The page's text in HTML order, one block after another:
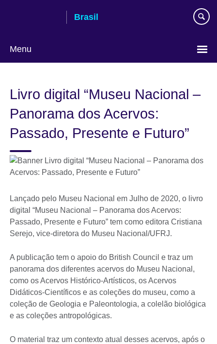
Brasil
Menu
language
Livro digital “Museu Nacional –
Panorama dos Acervos:
Passado, Presente e Futuro”
Lançado pelo Museu Nacional em Julho de 2020, o livro
digital “Museu Nacional – Panorama dos Acervos:
Passado, Presente e Futuro” tem como editora Cristiana
Serejo, vice-diretora do Museu Nacional/UFRJ.
A publicação tem o apoio do British Council e traz um
panorama dos diferentes acervos do Museu Nacional,
como os Acervos Histórico-Artísticos, os Acervos
Didáticos-Científicos e as coleções do museu, como a
coleção de Geologia e Paleontologia, a colelão biológica
e as coleções antropológicas.
O material traz um contexto atual desses acervos, após o